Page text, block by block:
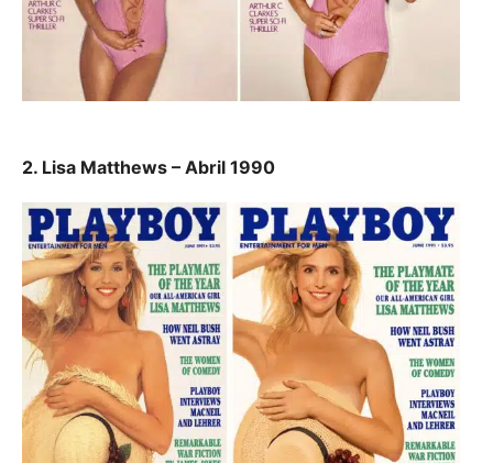
2. Lisa Matthews – Abril 1990